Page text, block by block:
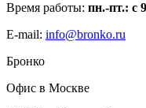
Время работы: пн.-пт.: с
E-mail: info@bronko.ru
Бронко
Офис в Москве